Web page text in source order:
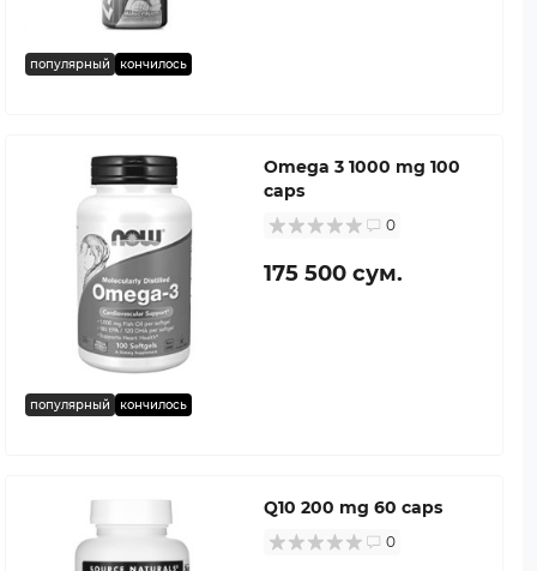
популярный кончилось
популярный кончилось
Omega 3 1000 mg 100
caps
0
175 500 сум.
Q10 200 mg 60 caps
0